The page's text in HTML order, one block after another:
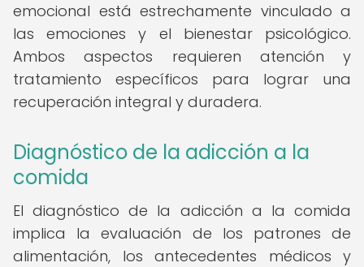
emocional está estrechamente vinculado a
las emociones y el bienestar psicológico.
Ambos aspectos requieren atención y
tratamiento específicos para lograr una
recuperación integral y duradera.
Diagnóstico de la adicción a la
comida
El diagnóstico de la adicción a la comida
implica la evaluación de los patrones de
alimentación, los antecedentes médicos y